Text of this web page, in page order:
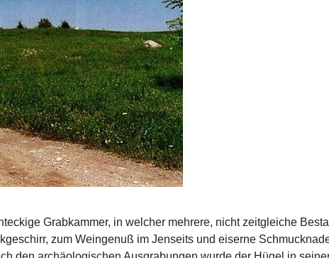
Grab­kammer, in welcher mehrere, nicht zeitgleiche
zum Weingenuß im Jenseits und eiserne